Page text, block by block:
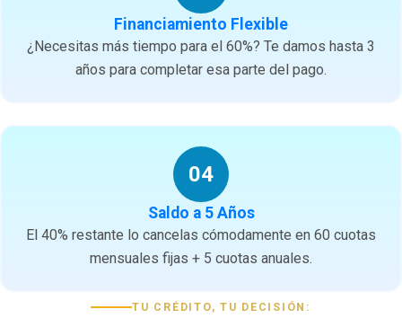
Financiamiento Flexible
¿Necesitas más tiempo para el 60%? Te damos hasta 3
años para completar esa parte del pago.
04
Saldo a 5 Años
El 40% restante lo cancelas cómodamente en 60 cuotas
mensuales fijas + 5 cuotas anuales.
TU CRÉDITO, TU DECISIÓN: